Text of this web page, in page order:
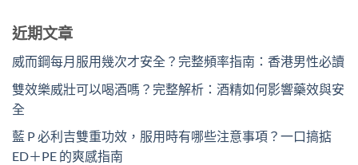
近期文章
威而鋼每月服用幾次才安全？完整頻率指南：香港男性必讀
雙效樂威壯可以喝酒嗎？完整解析：酒精如何影響藥效與安
全
藍 P 必利吉雙重功效，服用時有哪些注意事項？一口搞掂
ED＋PE 的爽感指南